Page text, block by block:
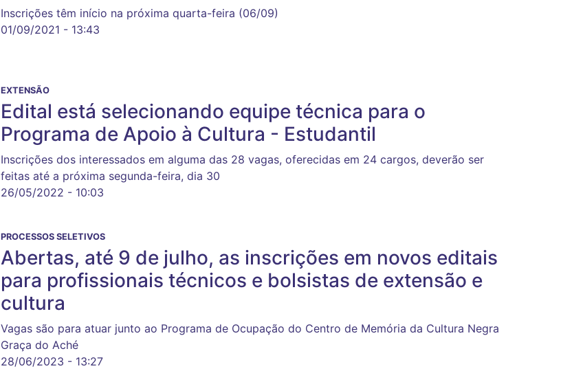
Inscrições têm início na próxima quarta-feira (06/09)
01/09/2021 - 13:43
EXTENSÃO
Edital está selecionando equipe técnica para o
Programa de Apoio à Cultura - Estudantil
Inscrições dos interessados em alguma das 28 vagas, oferecidas em 24 cargos, deverão ser
feitas até a próxima segunda-feira, dia 30
26/05/2022 - 10:03
PROCESSOS SELETIVOS
Abertas, até 9 de julho, as inscrições em novos editais
para profissionais técnicos e bolsistas de extensão e
cultura
Vagas são para atuar junto ao Programa de Ocupação do Centro de Memória da Cultura Negra
Graça do Aché
28/06/2023 - 13:27